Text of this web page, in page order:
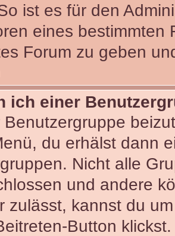
ist es für den
eines bestimmten
Forum zu geben
ich einer
Benutzergruppe
du erhälst dann
Nicht alle
und andere
zulässt, kannst du
Button